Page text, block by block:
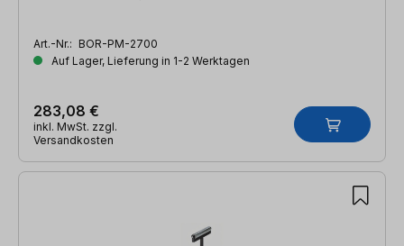
Art.-Nr.: BOR-PM-2700
Auf Lager, Lieferung in 1-2 Werktagen
283,08 €
inkl. MwSt. zzgl.
Versandkosten